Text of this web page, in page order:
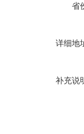
省
详细地
补充说